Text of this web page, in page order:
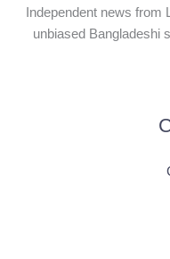
Independent news from
unbiased Bangladeshi